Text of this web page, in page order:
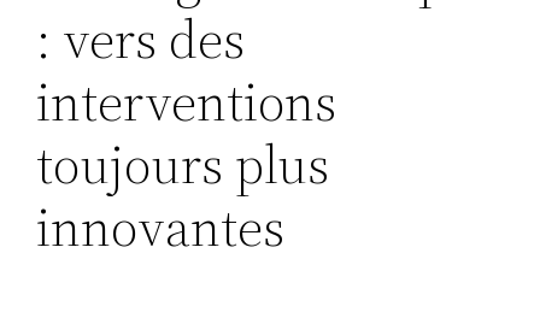
: vers des
interventions
toujours plus
innovantes